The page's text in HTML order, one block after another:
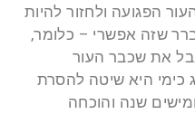
הפגועה ולחזור להיות
שזה אפשרי – כלומר,
את שכבר העור
כימי היא שיטה להסרת
שנה והוכחה